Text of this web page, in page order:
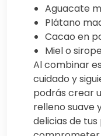
Aguacate
Plátano
Cacao en
Miel o
Al combinar
cuidado y
podrás crear
relleno suave
delicias de